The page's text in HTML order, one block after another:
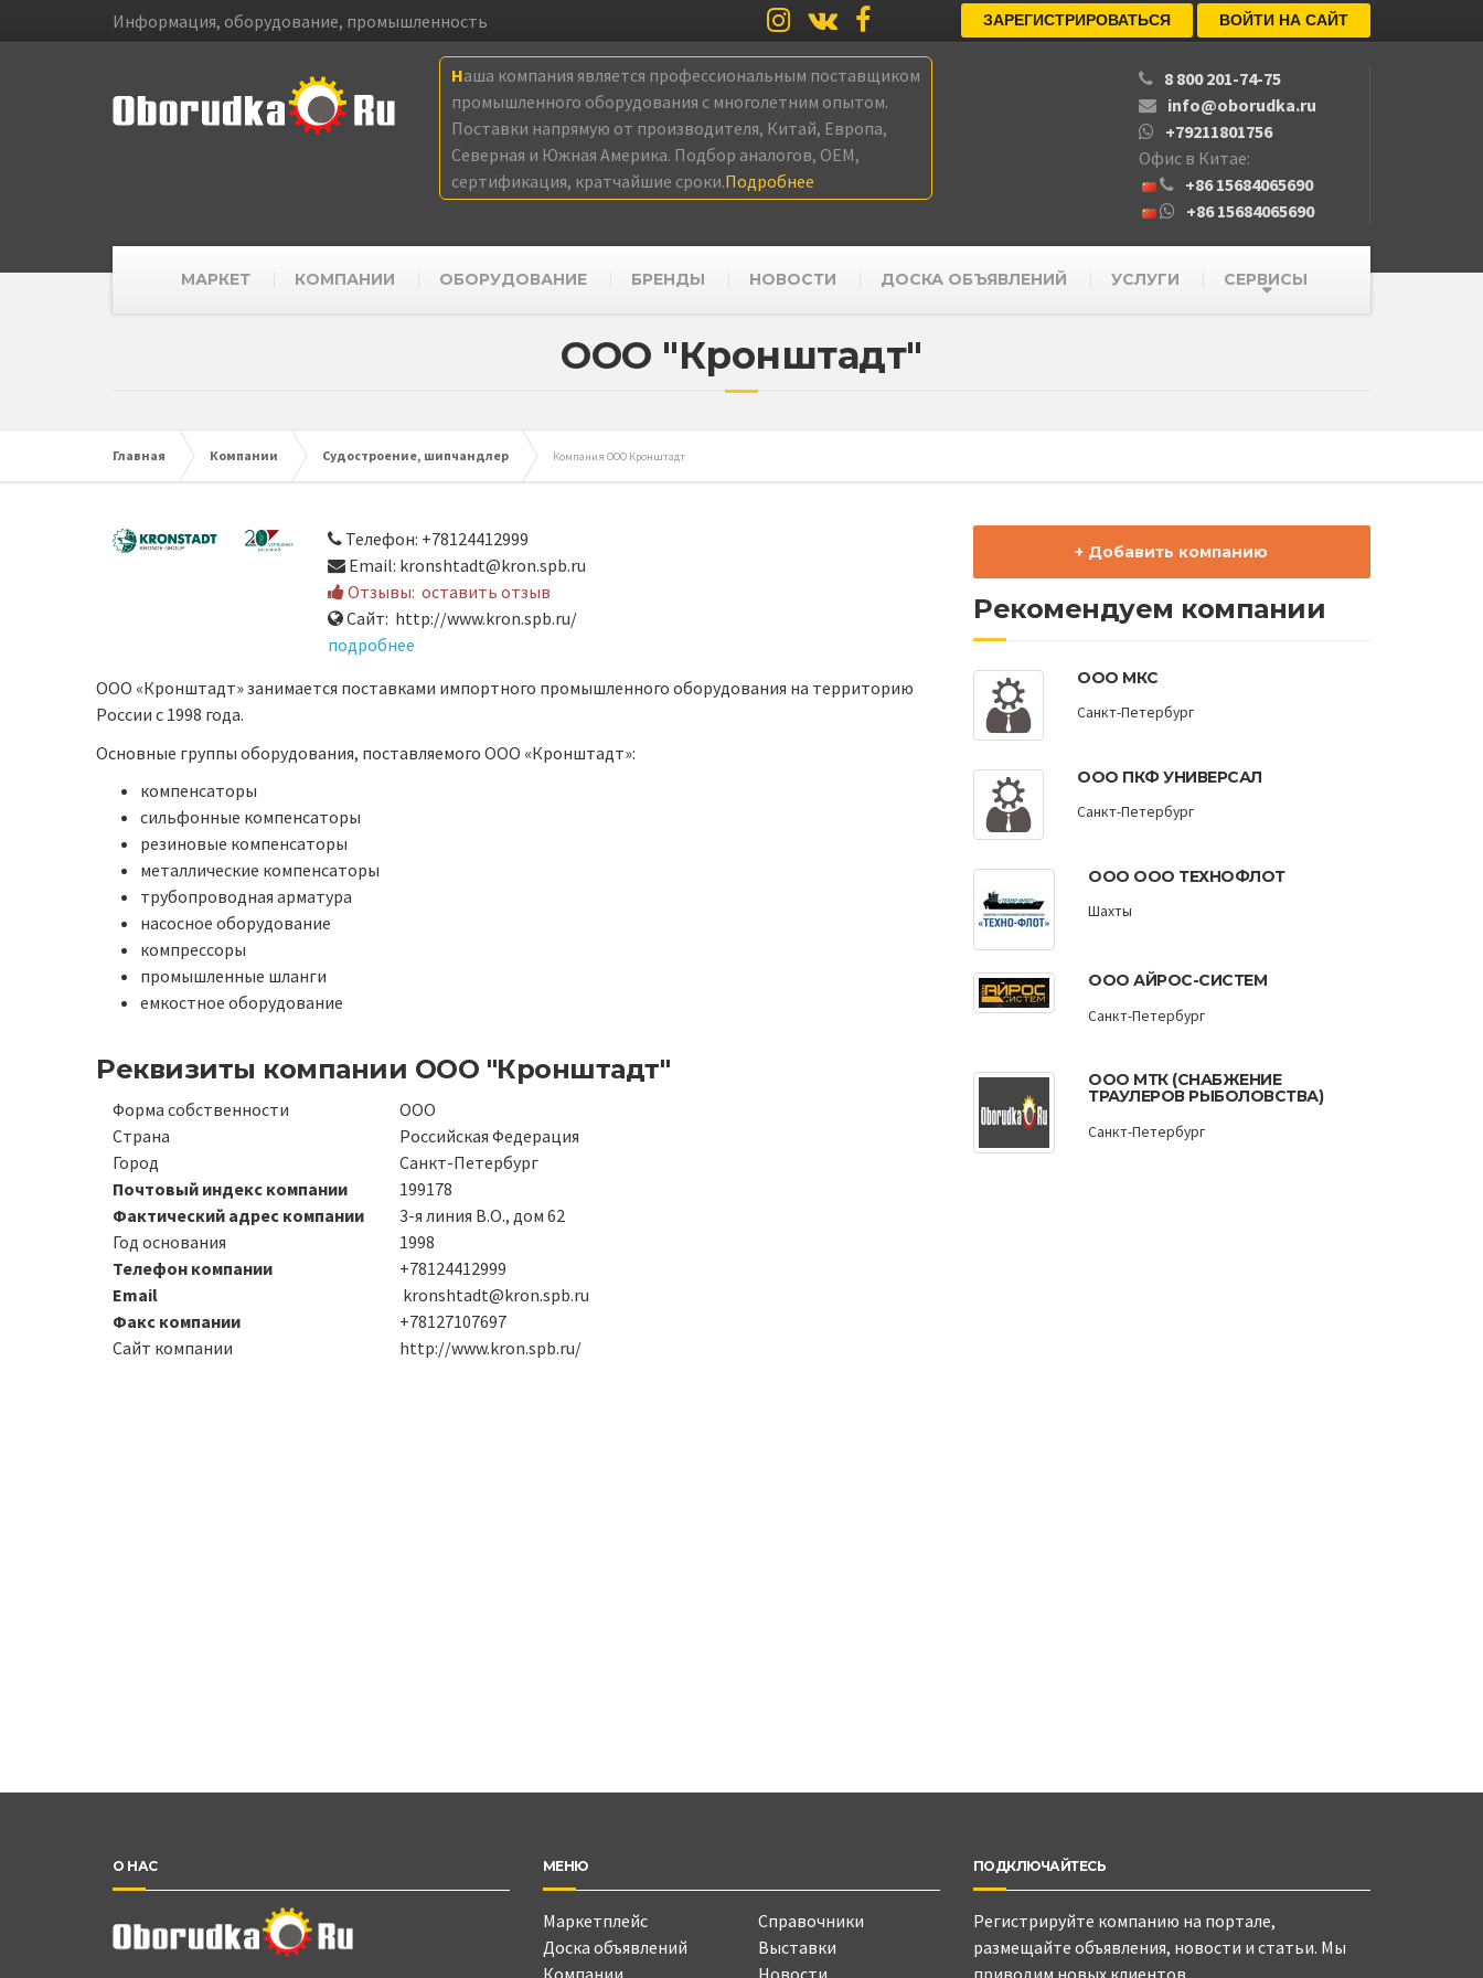
Информация, оборудование, промышленность ЗАРЕГИСТРИРОВАТЬСЯ ВОЙТИ НА САЙТ
Наша компания является профессиональным поставщиком
промышленного оборудования с многолетним опытом.
Поставки напрямую от производителя, Китай, Европа,
Северная и Южная Америка. Подбор аналогов, OEM,
сертификация, кратчайшие сроки.Подробнее
8 800 201-74-75
info@oborudka.ru
+79211801756
Офис в Китае:
+86 15684065690
+86 15684065690
МАРКЕТ КОМПАНИИ ОБОРУДОВАНИЕ БРЕНДЫ НОВОСТИ ДОСКА ОБЪЯВЛЕНИЙ УСЛУГИ СЕРВИСЫ
ООО "Кронштадт"
Главная Компании Судостроение, шипчандлер Компания ООО Кронштадт
Телефон: +78124412999
Email: kronshtadt@kron.spb.ru
Отзывы: оставить отзыв
Сайт: http://www.kron.spb.ru/
подробнее
ООО «Кронштадт» занимается поставками импортного промышленного оборудования на территорию
России с 1998 года.
Основные группы оборудования, поставляемого ООО «Кронштадт»:
компенсаторы
сильфонные компенсаторы
резиновые компенсаторы
металлические компенсаторы
трубопроводная арматура
насосное оборудование
компрессоры
промышленные шланги
емкостное оборудование
Реквизиты компании ООО "Кронштадт"
Форма собственности
ООО
Страна
Российская Федерация
Город
Санкт-Петербург
Почтовый индекс компании
199178
Фактический адрес компании
3-я линия В.О., дом 62
Год основания
1998
Телефон компании
+78124412999
Email
kronshtadt@kron.spb.ru
Факс компании
+78127107697
Сайт компании
http://www.kron.spb.ru/
+ Добавить компанию
Рекомендуем компании
ООО МКС
Санкт-Петербург
ООО ПКФ УНИВЕРСАЛ
Санкт-Петербург
ООО ООО ТЕХНОФЛОТ
Шахты
ООО АЙРОС-СИСТЕМ
Санкт-Петербург
ООО МТК (СНАБЖЕНИЕ
ТРАУЛЕРОВ РЫБОЛОВСТВА)
Санкт-Петербург
О НАС МЕНЮ
Маркетплейс
Доска объявлений
Компании
Справочники
Выставки
Новости
ПОДКЛЮЧАЙТЕСЬ
Регистрируйте компанию на портале,
размещайте объявления, новости и статьи. Мы
приводим новых клиентов.